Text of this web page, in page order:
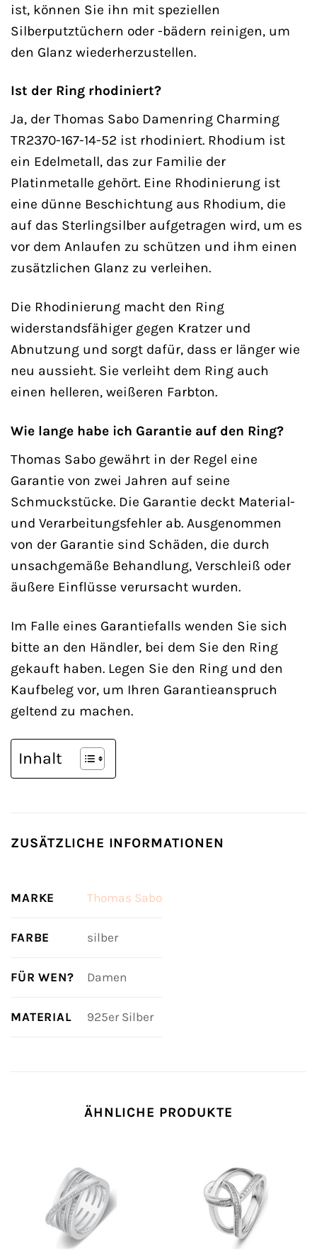
ist, können Sie ihn mit speziellen
Silberputztüchern oder -bädern reinigen, um
den Glanz wiederherzustellen.
Ist der Ring rhodiniert?
Ja, der Thomas Sabo Damenring Charming
TR2370-167-14-52 ist rhodiniert. Rhodium ist
ein Edelmetall, das zur Familie der
Platinmetalle gehört. Eine Rhodinierung ist
eine dünne Beschichtung aus Rhodium, die
auf das Sterlingsilber aufgetragen wird, um es
vor dem Anlaufen zu schützen und ihm einen
zusätzlichen Glanz zu verleihen.
Die Rhodinierung macht den Ring
widerstandsfähiger gegen Kratzer und
Abnutzung und sorgt dafür, dass er länger wie
neu aussieht. Sie verleiht dem Ring auch
einen helleren, weißeren Farbton.
Wie lange habe ich Garantie auf den Ring?
Thomas Sabo gewährt in der Regel eine
Garantie von zwei Jahren auf seine
Schmuckstücke. Die Garantie deckt Material-
und Verarbeitungsfehler ab. Ausgenommen
von der Garantie sind Schäden, die durch
unsachgemäße Behandlung, Verschleiß oder
äußere Einflüsse verursacht wurden.
Im Falle eines Garantiefalls wenden Sie sich
bitte an den Händler, bei dem Sie den Ring
gekauft haben. Legen Sie den Ring und den
Kaufbeleg vor, um Ihren Garantieanspruch
geltend zu machen.
Inhalt
ZUSÄTZLICHE INFORMATIONEN
MARKE Thomas Sabo
FARBE silber
FÜR WEN? Damen
MATERIAL 925er Silber
ÄHNLICHE PRODUKTE